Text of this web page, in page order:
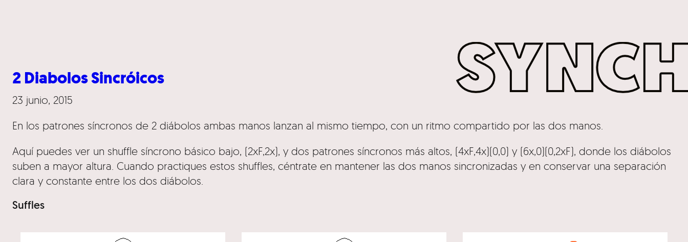
2 Diabolos Sincróicos
23 junio, 2015
En los patrones síncronos de 2 diábolos ambas manos lanzan al mismo tiempo, con un ritmo compartido por las dos manos.
Aquí puedes ver un shuffle síncrono básico bajo, (2xF,2x), y dos patrones síncronos más altos, (4xF,4x)(0,0) y (6x,0)(0,2xF), donde los diábolos
suben a mayor altura. Cuando practiques estos shuffles, céntrate en mantener las dos manos sincronizadas y en conservar una separación
clara y constante entre los dos diábolos.
Suffles